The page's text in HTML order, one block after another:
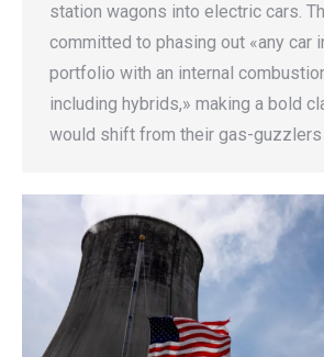
station wagons into electric cars.
committed to phasing out «any car
portfolio with an internal
including hybrids,» making a bold
would shift from their gas-